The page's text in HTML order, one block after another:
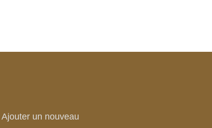
Ajouter un nouveau